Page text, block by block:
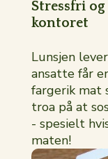
Stressfri
kontoret
Lunsjen
ansatte får
fargerik mat
troa på at
- spesielt
maten!